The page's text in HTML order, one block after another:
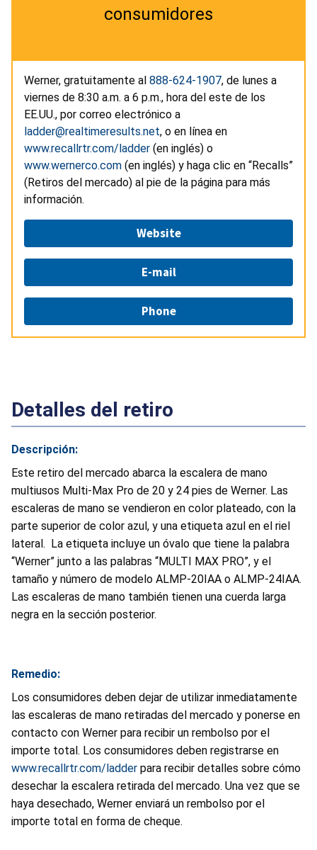
consumidores
Werner, gratuitamente al 888-624-1907, de lunes a
viernes de 8:30 a.m. a 6 p.m., hora del este de los
EE.UU., por correo electrónico a
ladder@realtimeresults.net, o en línea en
www.recallrtr.com/ladder (en inglés) o
www.wernerco.com (en inglés) y haga clic en “Recalls”
(Retiros del mercado) al pie de la página para más
información.
Website
E-mail
Phone
Detalles del retiro
Descripción:
Este retiro del mercado abarca la escalera de mano
multiusos Multi-Max Pro de 20 y 24 pies de Werner. Las
escaleras de mano se vendieron en color plateado, con la
parte superior de color azul, y una etiqueta azul en el riel
lateral. La etiqueta incluye un óvalo que tiene la palabra
“Werner” junto a las palabras “MULTI MAX PRO”, y el
tamaño y número de modelo ALMP-20IAA o ALMP-24IAA.
Las escaleras de mano también tienen una cuerda larga
negra en la sección posterior.
Remedio:
Los consumidores deben dejar de utilizar inmediatamente
las escaleras de mano retiradas del mercado y ponerse en
contacto con Werner para recibir un rembolso por el
importe total. Los consumidores deben registrarse en
www.recallrtr.com/ladder para recibir detalles sobre cómo
desechar la escalera retirada del mercado. Una vez que se
haya desechado, Werner enviará un rembolso por el
importe total en forma de cheque.